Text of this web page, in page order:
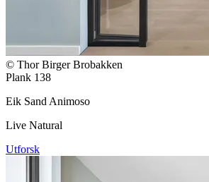
© Thor Birger Brobakken
Plank 138
Eik Sand Animoso
Live Natural
Utforsk